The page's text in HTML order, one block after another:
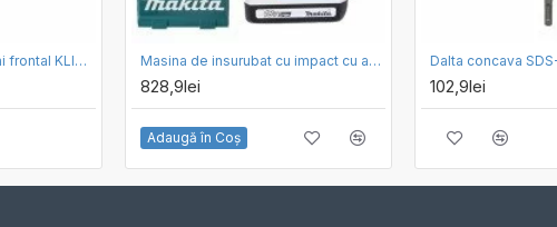
Disc de slefuire evantai frontal KLINGSPOR SMT 624 SUPRA 125mm, G80 Masina de insurubat cu impact cu acumulatori Makita TD127DWE
828,9lei
Adaugă în Coş
102,9lei